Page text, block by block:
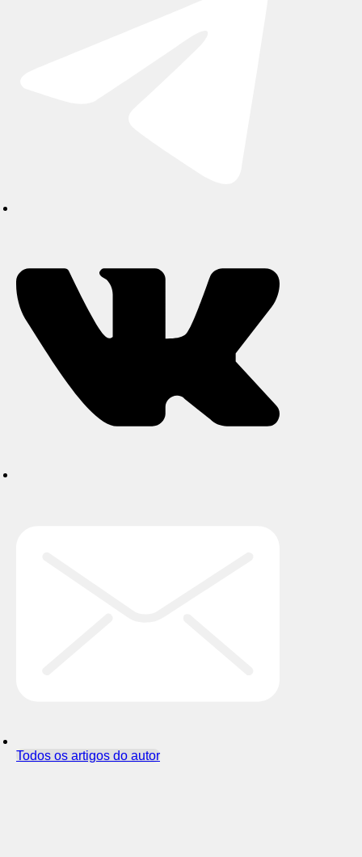
Todos os artigos do autor